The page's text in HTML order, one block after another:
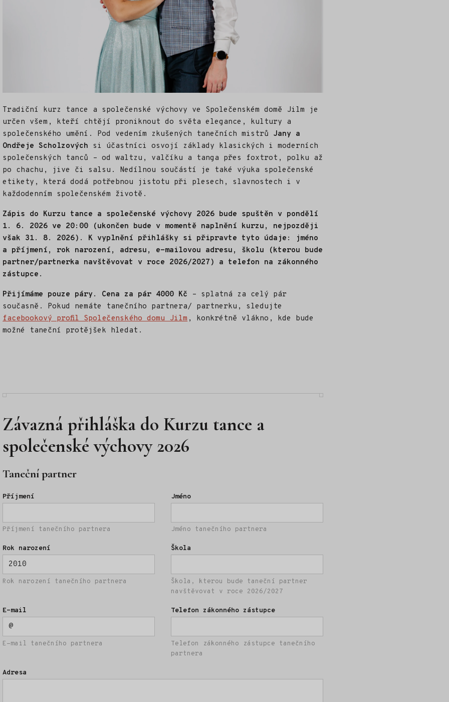
Tradiční kurz tance a společenské výchovy ve Společenském domě Jilm je
určen všem, kteří chtějí proniknout do světa elegance, kultury a
společenského umění. Pod vedením zkušených tanečních mistrů Jany a
Ondřeje Scholzových si účastníci osvojí základy klasických i moderních
společenských tanců – od waltzu, valčíku a tanga přes foxtrot, polku až
po chachu, jive či salsu. Nedílnou součástí je také výuka společenské
etikety, která dodá potřebnou jistotu při plesech, slavnostech i v
každodenním společenském životě.
Zápis do Kurzu tance a společenské výchovy 2026 bude spuštěn v pondělí
1. 6. 2026 ve 20:00 (ukončen bude v momentě naplnění kurzu, nejpozději
však 31. 8. 2026). K vyplnění přihlášky si připravte tyto údaje: jméno
a příjmení, rok narození, adresu, e-mailovou adresu, školu (kterou bude
partner/partnerka navštěvovat v roce 2026/2027) a telefon na zákonného
zástupce.
Přijímáme pouze páry. Cena za pár 4000 Kč – splatná za celý pár
současně. Pokud nemáte tanečního partnera/ partnerku, sledujte
facebookový profil Společenského domu Jilm , konkrétně vlákno, kde bude
možné taneční protějšek hledat.
Závazná přihláška do Kurzu tance a
společenské výchovy 2026
Taneční partner
Příjmení
Příjmení tanečního partnera
Jméno
Jméno tanečního partnera
Rok narození
Rok narození tanečního partnera
Škola
Škola, kterou bude taneční partner
navštěvovat v roce 2026/2027
E-mail
E-mail tanečního partnera
Telefon zákonného zástupce
Telefon zákonného zástupce tanečního
partnera
Adresa